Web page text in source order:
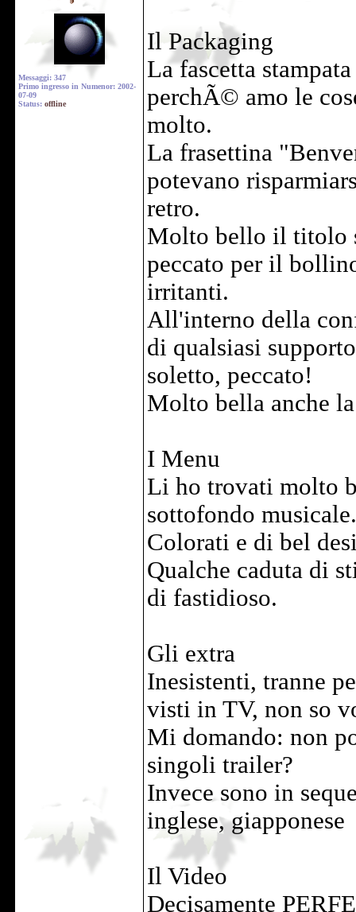
Messaggi: 347
Primo ingresso in Numenor: 2002-
07-09
Status: offline
Il Packaging
La fascetta
perchÃ© amo le
molto.
La frasettina
potevano
retro.
Molto bello il titolo
peccato per il
irritanti.
All'interno della
di qualsiasi
soletto, peccato!
Molto bella anche
I Menu
Li ho trovati molto
sottofondo musicale.
Colorati e di bel
Qualche caduta di
di fastidioso.
Gli extra
Inesistenti, tranne
visti in TV, non so
Mi domando: non
singoli trailer?
Invece sono in
inglese, giapponese
Il Video
Decisamente